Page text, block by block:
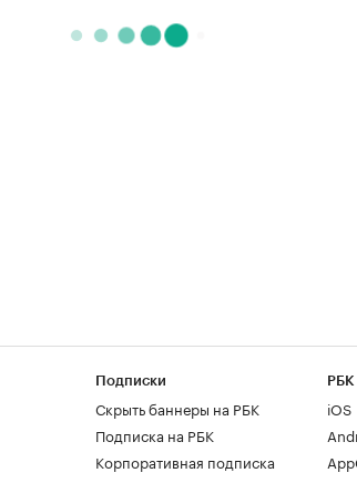
Подписки
Скрыть баннеры на РБК
Подписка на РБК
Корпоративная подписка
РБК
iOS